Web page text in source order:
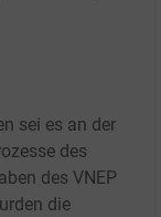
sei es an der
des
des VNEP
die